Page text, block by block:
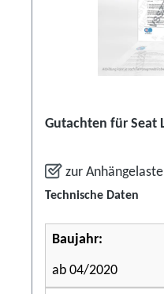
Gutachten für Seat
zur
Technische Daten
Baujahr:
ab 04/2020